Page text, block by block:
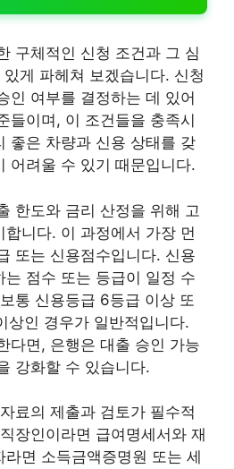
구체적인 신청 조건과 그 심
게 파헤쳐 보겠습니다. 신청
인 여부를 결정하는 데 있어
들이며, 이 조건들을 충족시
좋은 차량과 신용 상태를 갖
어려울 수 있기 때문입니다.
한도와 금리 산정을 위해 고
니다. 이 과정에서 가장 먼
또는 신용점수입니다. 신용
는 점수 또는 등급이 일정 수
통 신용등급 6등급 이상 또
상인 경우가 일반적입니다.
다면, 은행은 대출 승인 가능
강화할 수 있습니다.
료의 제출과 검토가 필수적
장인이라면 급여명세서와 재
면 소득금액증명원 또는 세